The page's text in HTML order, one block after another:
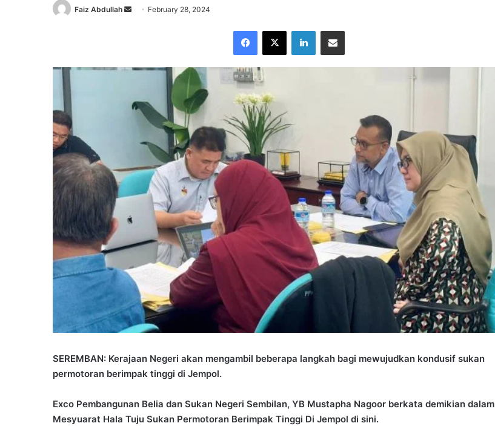
Faiz Abdullah
a
m
February 28, 2024
SEREMBAN: Kerajaan Negeri akan mengambil beberapa langkah bagi mewujudkan kondusif sukan
permotoran berimpak tinggi di Jempol.
Exco Pembangunan Belia dan Sukan Negeri Sembilan, YB Mustapha Nagoor berkata demikian dalam
Mesyuarat Hala Tuju Sukan Permotoran Berimpak Tinggi Di Jempol di sini.